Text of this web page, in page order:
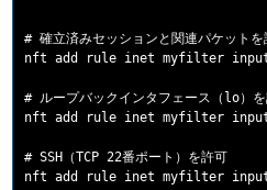
# 確立済みセッションと関連パケットを
nft add rule inet myfilter
# ループバックインタフェース（lo）
nft add rule inet myfilter
# SSH（TCP 22番ポート）を許可
nft add rule inet myfilter